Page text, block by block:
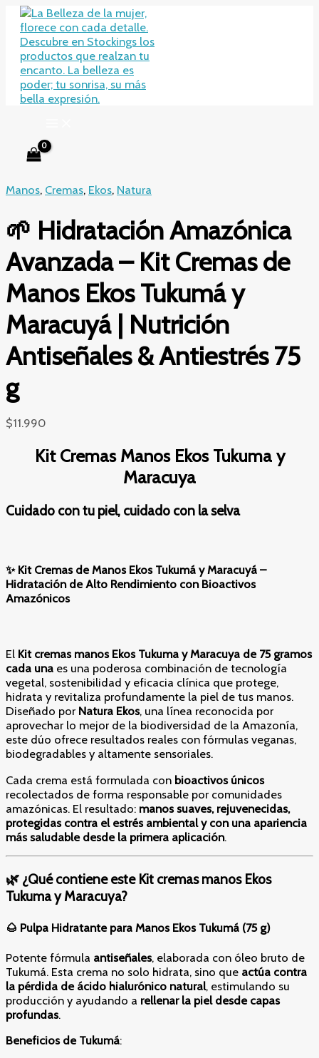
contenido
Manos, Cremas, Ekos, Natura
🌱 Hidratación Amazónica
Avanzada – Kit Cremas de
Manos Ekos Tukumá y
Maracuyá | Nutrición
Antiseñales & Antiestrés 75
g
$11.990
Kit Cremas Manos Ekos Tukuma y
Maracuya
Cuidado con tu piel, cuidado con la selva
✨ Kit Cremas de Manos Ekos Tukumá y Maracuyá –
Hidratación de Alto Rendimiento con Bioactivos
Amazónicos
El Kit cremas manos Ekos Tukuma y Maracuya de 75 gramos
cada una es una poderosa combinación de tecnología
vegetal, sostenibilidad y eficacia clínica que protege,
hidrata y revitaliza profundamente la piel de tus manos.
Diseñado por Natura Ekos, una línea reconocida por
aprovechar lo mejor de la biodiversidad de la Amazonía,
este dúo ofrece resultados reales con fórmulas veganas,
biodegradables y altamente sensoriales.
Cada crema está formulada con bioactivos únicos
recolectados de forma responsable por comunidades
amazónicas. El resultado: manos suaves, rejuvenecidas,
protegidas contra el estrés ambiental y con una apariencia
más saludable desde la primera aplicación.
🌿 ¿Qué contiene este Kit cremas manos Ekos
Tukuma y Maracuya?
🌰 Pulpa Hidratante para Manos Ekos Tukumá (75 g)
Potente fórmula antiseñales, elaborada con óleo bruto de
Tukumá. Esta crema no solo hidrata, sino que actúa contra
la pérdida de ácido hialurónico natural, estimulando su
producción y ayudando a rellenar la piel desde capas
profundas.
Beneficios de Tukumá: